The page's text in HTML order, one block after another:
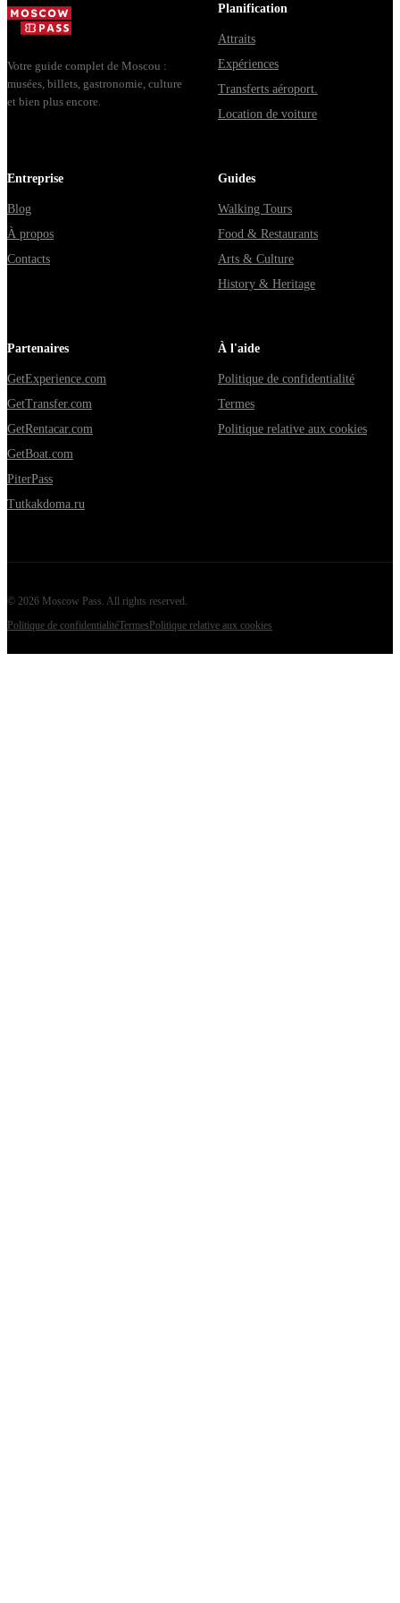
маршрут на
целый день,
Votre guide complet de Moscou :
musées, billets, gastronomie, culture
et bien plus encore.
Planification
Attraits
Expériences
Transferts aéroport.
Location de voiture
Entreprise
Blog
À propos
Contacts
Guides
Walking Tours
Food & Restaurants
Arts & Culture
History & Heritage
Partenaires
GetExperience.com
GetTransfer.com
GetRentacar.com
GetBoat.com
PiterPass
Tutkakdoma.ru
À l'aide
Politique de confidentialité
Termes
Politique relative aux cookies
© 2026 Moscow Pass . All rights reserved.
Politique de confidentialitéTermesPolitique relative aux cookies